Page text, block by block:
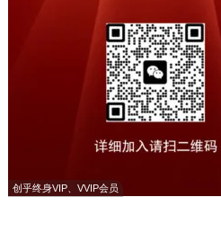
创乎终身VIP、VVIP会员